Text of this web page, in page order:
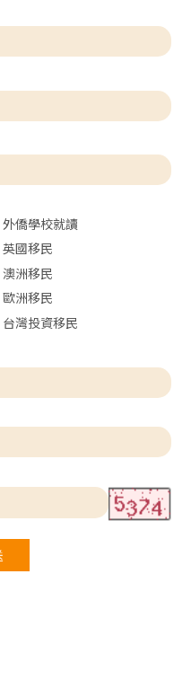
外僑學校就讀
英國移民
澳洲移民
歐洲移民
台灣投資移民